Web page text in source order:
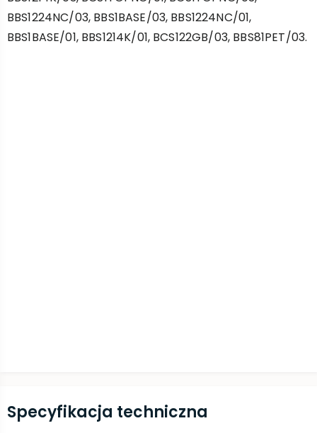
BBS1224NC/03, BBS1BASE/03, BBS1224NC/01,
BBS1BASE/01, BBS1214K/01, BCS122GB/03, BBS81PET/03.
Specyfikacja techniczna